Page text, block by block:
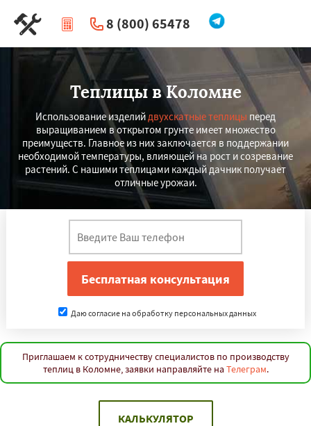
8 (800) 65478
| Перезвоните мне
Теплицы в Коломне
Использование изделийдвухскатные теплицы перед
выращиванием в открытом грунте имеет множество
преимуществ. Главное из них заключается в поддержании
необходимой температуры, влияющей на рост и созревание
растений. С нашими теплицами каждый дачник получает
отличные урожаи.
Даю согласие на обработку персональных данных
Приглашаем к сотрудничеству специалистов по производству
теплиц в Коломне, заявки направляйте на Телеграм.
КАЛЬКУЛЯТОР